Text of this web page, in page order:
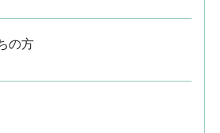
の方